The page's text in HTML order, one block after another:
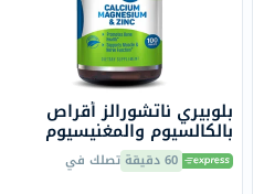
بلوبيري ناتشورالز أقراص
بالكالسيوم والمغنيسيوم
والزنك، 100 قطعة60 دقيقة تصلك في